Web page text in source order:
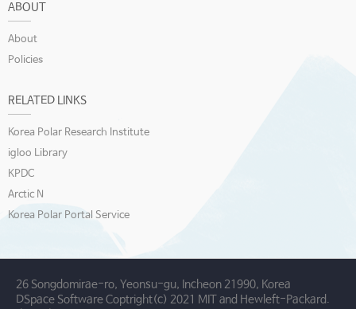
ABOUT
About
Policies
RELATED LINKS
Korea Polar Research Institute
igloo Library
KPDC
Arctic N
Korea Polar Portal Service
26 Songdomirae-ro, Yeonsu-gu, Incheon 21990, Korea
DSpace Software Coptright(c) 2021 MIT and Hewleft-Packard.